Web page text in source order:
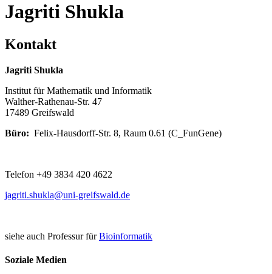
Jagriti Shukla
Kontakt
Jagriti Shukla
Institut für Mathematik und Informatik
Walther-Rathenau-Str. 47
17489 Greifswald
Büro: Felix-Hausdorff-Str. 8, Raum 0.61 (C_FunGene)
Telefon +49 3834 420 4622
jagriti.shukla@uni-greifswald.de
siehe auch Professur fürBioinformatik
Soziale Medien